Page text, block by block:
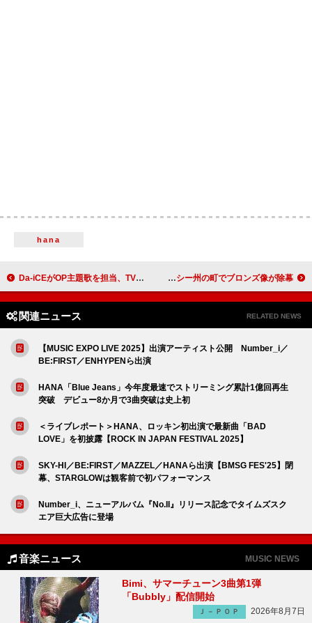
hana
Da-iCEがOP主題歌を担当、TVアニメ『モンスターストライク デッドバースリローデッド』 故ティナ・ターナー、幼少期を過ごした米テネシー州の町でブロンズ像が除幕
関連ニュース RELATED NEWS
【MUSIC EXPO LIVE 2025】出演アーティスト公開 Number_i／
BE:FIRST／ENHYPENら出演
HANA「Blue Jeans」今年度最速でストリーミング累計1億回再生
突破 デビュー8か月で3曲突破は史上初
＜ライブレポート＞HANA、ロッキン初出演で最新曲「BAD
LOVE」を初披露【ROCK IN JAPAN FESTIVAL 2025】
SKY-HI／BE:FIRST／MAZZEL／HANAら出演【BMSG FES'25】閉
幕、STARGLOWは観客前で初パフォーマンス
Number_i、ニューアルバム『No.II』リリース記念でタイムズスク
エア巨大広告に登場
音楽ニュース MUSIC NEWS
Bimi、サマーチューン3曲第1弾
「Bubbly」配信開始
Ｊ－ＰＯＰ
2026年8月7日